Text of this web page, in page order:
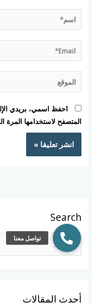
اسم*
Email*
الموقع
احفظ اسمي، بريدي
المتصفح لاستخدامها المرة
Search
ا
ث
أحدث المقالات